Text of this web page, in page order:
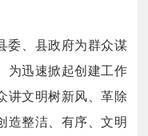
委、县政府为群众谋
为迅速掀起创建工作
讲文明树新风、革除
造整洁、有序、文明